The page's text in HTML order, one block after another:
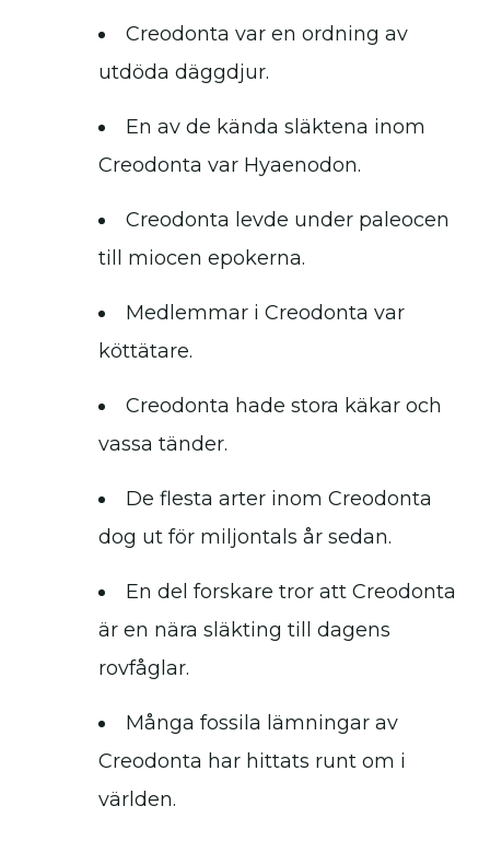
Creodonta var en ordning av
utdöda däggdjur.
En av de kända släktena inom
Creodonta var Hyaenodon.
Creodonta levde under paleocen
till miocen epokerna.
Medlemmar i Creodonta var
köttätare.
Creodonta hade stora käkar och
vassa tänder.
De flesta arter inom Creodonta
dog ut för miljontals år sedan.
En del forskare tror att Creodonta
är en nära släkting till dagens
rovfåglar.
Många fossila lämningar av
Creodonta har hittats runt om i
världen.